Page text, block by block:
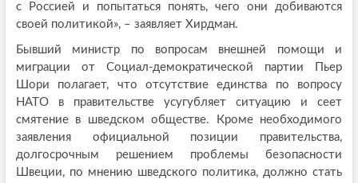
с Россией и попытаться понять, чего они добиваются
своей политикой», – заявляет Хирдман.
Бывший министр по вопросам внешней помощи и
миграции от Социал-демократической партии Пьер
Шори полагает, что отсутствие единства по вопросу
НАТО в правительстве усугубляет ситуацию и сеет
смятение в шведском обществе. Кроме необходимого
заявления официальной позиции правительства,
долгосрочным решением проблемы безопасности
Швеции, по мнению шведского политика, должно стать